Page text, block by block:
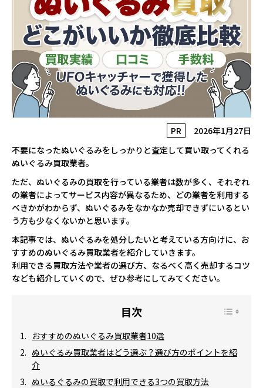
PR
2026年1月27日
不要になったぬいぐるみをしっかりと査定して買い取ってくれる
ぬいぐるみ買取業者。
ただ、ぬいぐるみの買取を行っている業者は数が多く、それぞれ
の業者によってサービス内容が異なるため、どの業者を利用する
べきかがわからず、ぬいぐるみをなかなか売却できずにいるとい
う方も少なくないかと思います。
本記事では、ぬいぐるみを処分したいと考えている方向けに、お
すすめのぬいぐるみ買取業者を紹介していきます。
利用できる買取方法や業者の選び方、なるべく高く売却するコツ
なども紹介していくので、ぜひ参考にしてみてください。
おすすめのぬいぐるみ買取業者10選
ぬいぐるみ買取業者はどう選ぶ？選び方のポイントを紹
介
ぬいるぐるみの買取で利用できる3つの買取方法